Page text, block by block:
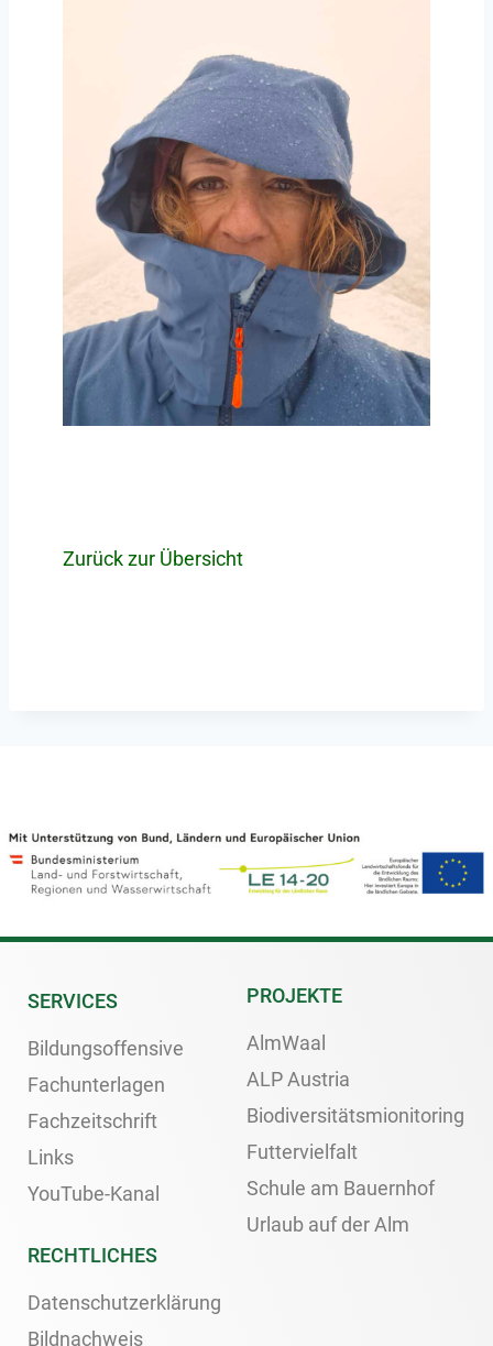
Zurück zur Übersicht
SERVICES
Bildungsoffensive
Fachunterlagen
Fachzeitschrift
Links
YouTube-Kanal
PROJEKTE
AlmWaal
ALP Austria
Biodiversitätsmionitoring
Futtervielfalt
Schule am Bauernhof
Urlaub auf der Alm
RECHTLICHES
Datenschutzerklärung
Bildnachweis